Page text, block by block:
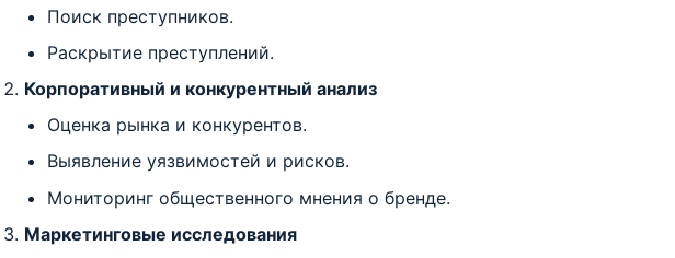
Поиск преступников.
Раскрытие преступлений.
Корпоративный и конкурентный анализ
Оценка рынка и конкурентов.
Выявление уязвимостей и рисков.
Мониторинг общественного мнения о бренде.
Маркетинговые исследования